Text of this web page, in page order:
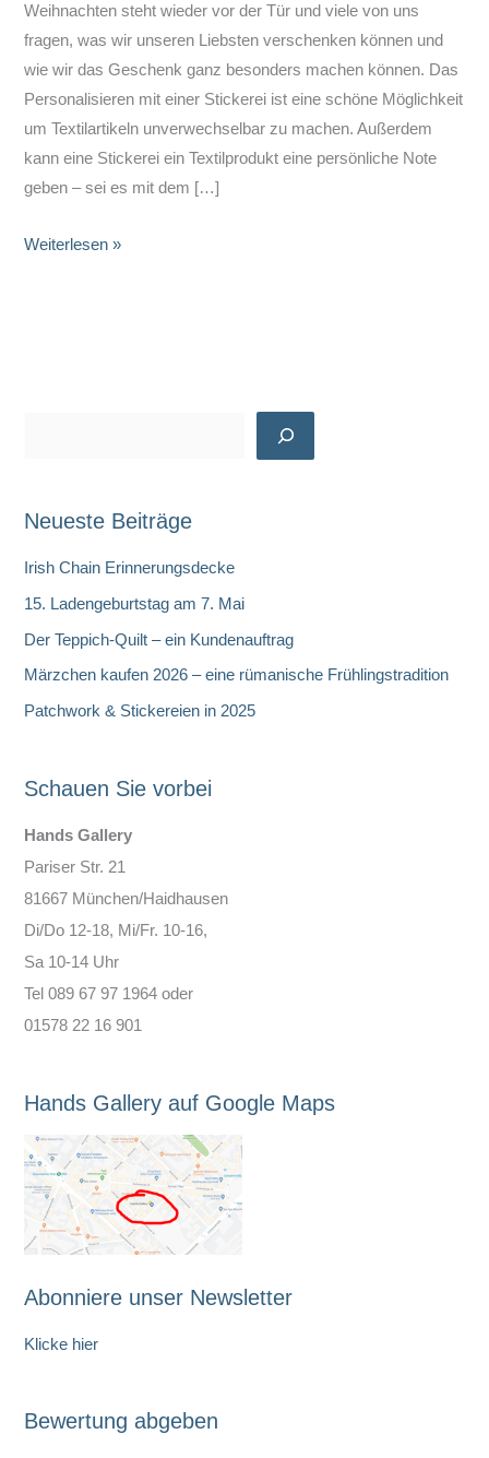
Weihnachten steht wieder vor der Tür und viele von uns
fragen, was wir unseren Liebsten verschenken können und
wie wir das Geschenk ganz besonders machen können. Das
Personalisieren mit einer Stickerei ist eine schöne Möglichkeit
um Textilartikeln unverwechselbar zu machen. Außerdem
kann eine Stickerei ein Textilprodukt eine persönliche Note
geben – sei es mit dem […]
Top
Weiterlesen »
h
Neueste Beiträge
Irish Chain Erinnerungsdecke
15. Ladengeburtstag am 7. Mai
Der Teppich-Quilt – ein Kundenauftrag
Märzchen kaufen 2026 – eine rümanische Frühlingstradition
Patchwork & Stickereien in 2025
Schauen Sie vorbei
Hands Gallery
Pariser Str. 21
81667 München/Haidhausen
Di/Do 12-18, Mi/Fr. 10-16,
Sa 10-14 Uhr
Tel 089 67 97 1964 oder
01578 22 16 901
Hands Gallery auf Google Maps
Abonniere unser Newsletter
Klicke hier
Bewertung abgeben